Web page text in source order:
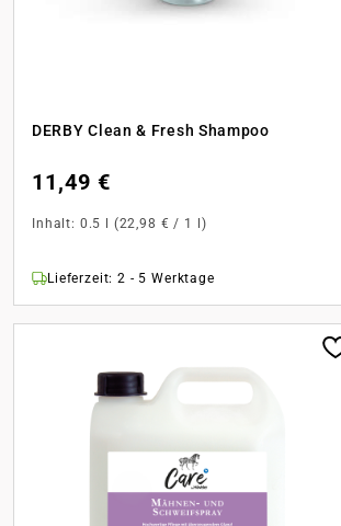
DERBY Clean & Fresh Shampoo
11,49 €
Inhalt: 0.5 l (22,98 € / 1 l)
Lieferzeit: 2 - 5 Werktage